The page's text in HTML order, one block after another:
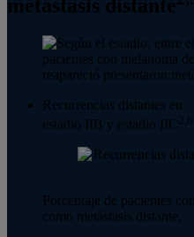
metástasis distante
Recurrencias distantes en
estadio IIB y estadio IIC2,b
Porcentaje de pacientes
como metástasis distante.